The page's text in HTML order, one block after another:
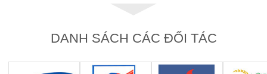
DANH SÁCH CÁC ĐỐI TÁC